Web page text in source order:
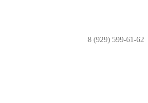
8 (929) 599-61-62